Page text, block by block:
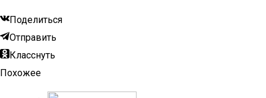
Поделиться
Отправить
Класснуть
Похожее